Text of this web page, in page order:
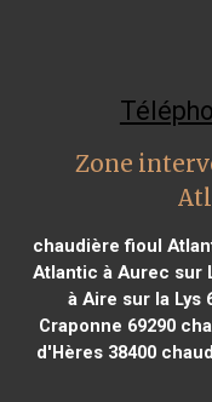
Zone
chaudière fioul
Atlantic à Aurec sur
à Aire sur la Lys
Craponne 69290
d'Hères 38400